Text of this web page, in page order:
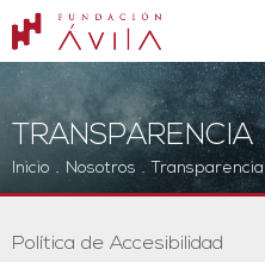
TRANSPARENCIA
Inicio . Nosotros . Transparencia
Política de Accesibilidad